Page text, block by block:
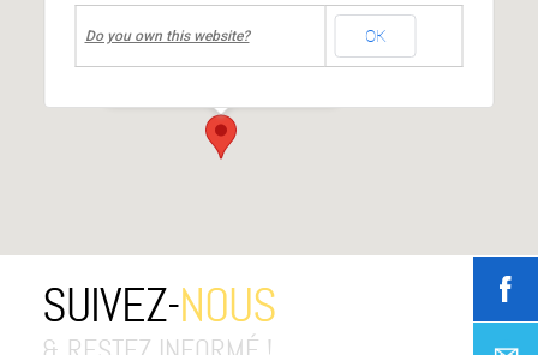
Centre culturel Jean MOULIN
Do you own this website? OK
SUIVEZ-NOUS